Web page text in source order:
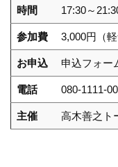
時間 17:30～
参加費 3,000円（軽
お申込 申込フォー
電話 080-1111-
主催 高木善之ト